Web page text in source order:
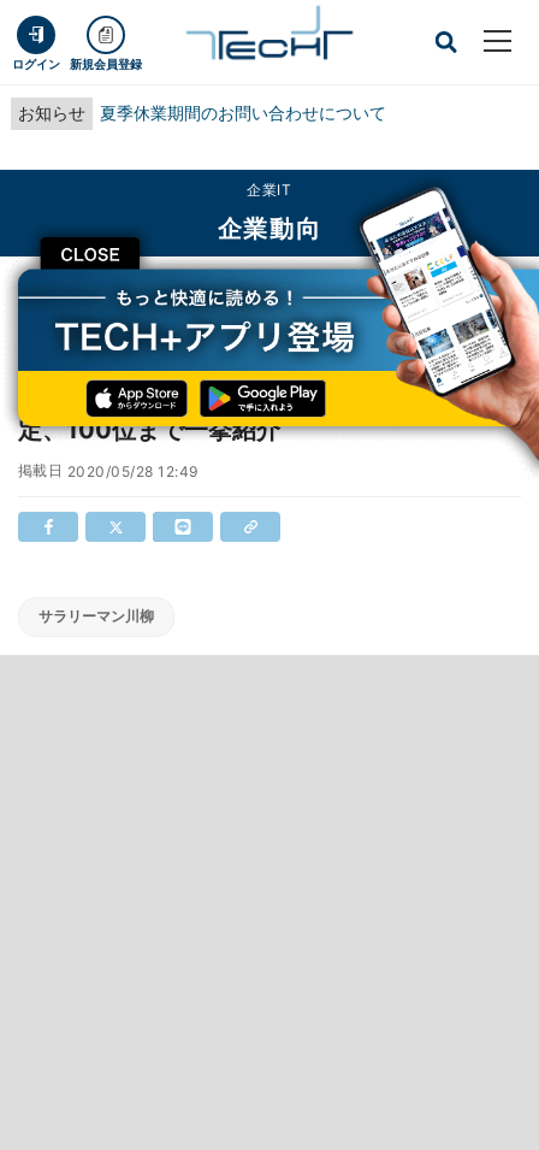
ログイン 新規会員登録
お知らせ 夏季休業期間のお問い合わせについて
CLOSE
企業IT
企業動向
TECH+ 企業IT
企業動向
第33回「サラリーマン川柳」ベスト10が決定、100位まで一挙紹介
第33回「サラリーマン川柳」ベスト10が決
定、100位まで一挙紹介
掲載日 2020/05/28 12:49
サラリーマン川柳